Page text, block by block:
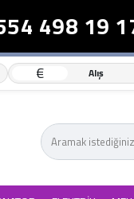
498 19 17
€ Alış